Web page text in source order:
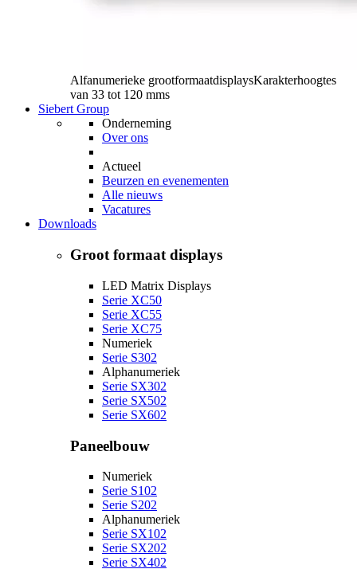
Alfanumerieke grootformaatdisplaysKarakterhoogtes
van 33 tot 120 mms
Siebert Group
Onderneming
Over ons
Actueel
Beurzen en evenementen
Alle nieuws
Vacatures
Downloads
Groot formaat displays
LED Matrix Displays
Serie XC50
Serie XC55
Serie XC75
Numeriek
Serie S302
Alphanumeriek
Serie SX302
Serie SX502
Serie SX602
Paneelbouw
Numeriek
Serie S102
Serie S202
Alphanumeriek
Serie SX102
Serie SX202
Serie SX402